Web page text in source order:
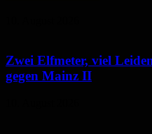
Zwei Elfmeter, viel
gegen Mainz II